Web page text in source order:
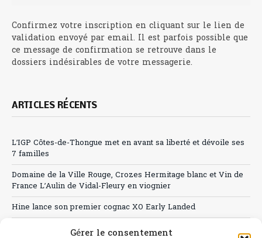
Gérer le consentement
Confirmez votre inscription en cliquant sur le lien de
validation envoyé par email. Il est parfois possible que
ce message de confirmation se retrouve dans le
dossiers indésirables de votre messagerie.
ARTICLES RÉCENTS
L’IGP Côtes-de-Thongue met en avant sa liberté et dévoile ses
7 familles
Domaine de la Ville Rouge, Crozes Hermitage blanc et Vin de
France L’Aulin de Vidal-Fleury en viognier
Hine lance son premier cognac XO Early Landed
Canicule : A quand le CHR à « l’heure espagnole » ?